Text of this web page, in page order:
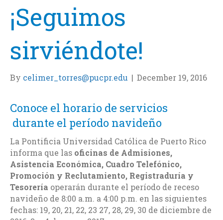
¡Seguimos
sirviéndote!
By celimer_torres@pucpr.edu | December 19, 2016
Conoce el horario de servicios
durante el período navideño
La Pontificia Universidad Católica de Puerto Rico
informa que las oficinas de Admisiones,
Asistencia Económica, Cuadro Telefónico,
Promoción y Reclutamiento, Registraduría y
Tesorería operarán durante el período de receso
navideño de 8:00 a.m. a 4:00 p.m. en las siguientes
fechas: 19, 20, 21, 22, 23 27, 28, 29, 30 de diciembre de